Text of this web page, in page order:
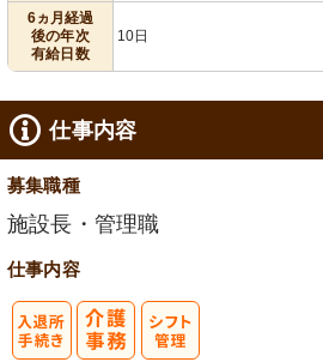
6ヵ月経過
後の年次
有給日数
10日
仕事内容
募集職種
施設長・管理職
仕事内容